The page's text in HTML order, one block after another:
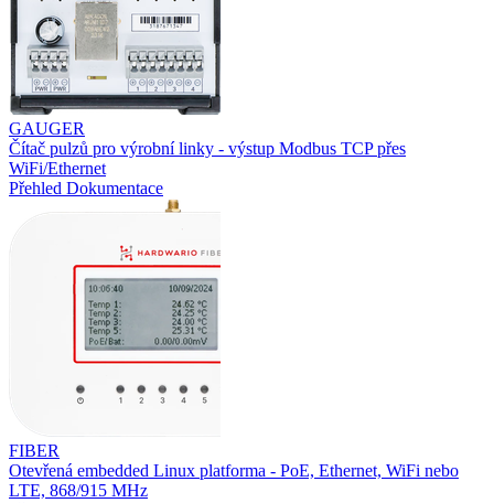
GAUGER
Čítač pulzů pro výrobní linky - výstup Modbus TCP přes
WiFi/Ethernet
Přehled Dokumentace
FIBER
Otevřená embedded Linux platforma - PoE, Ethernet, WiFi nebo
LTE, 868/915 MHz